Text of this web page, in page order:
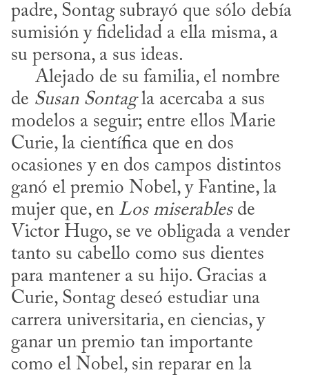
padre, Sontag subrayó que sólo debía
sumisión y fidelidad a ella misma, a
su persona, a sus ideas.
de Susan Sontag la acercaba a sus
modelos a seguir; entre ellos Marie
Curie, la científica que en dos
ocasiones y en dos campos distintos
ganó el premio Nobel, y Fantine, la
mujer que, en Los miserables de
Victor Hugo, se ve obligada a vender
tanto su cabello como sus dientes
para mantener a su hijo. Gracias a
Curie, Sontag deseó estudiar una
carrera universitaria, en ciencias, y
ganar un premio tan importante
como el Nobel, sin reparar en la